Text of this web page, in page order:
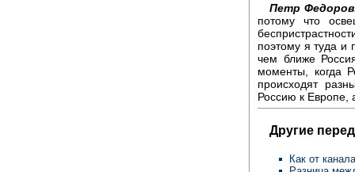
Петр
потому что
поэтому я туда и
чем ближе
моменты, когда
происходят
Россию к Европе,
Другие
Как от